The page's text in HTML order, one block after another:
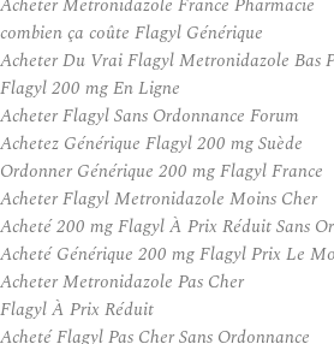
combien ça coûte Flagyl Générique
Acheter Du Vrai Flagyl Metronidazole Bas
Flagyl 200 mg En Ligne
Acheter Flagyl Sans Ordonnance Forum
Achetez Générique Flagyl 200 mg Suède
Ordonner Générique 200 mg Flagyl France
Acheter Flagyl Metronidazole Moins Cher
Acheté 200 mg Flagyl À Prix Réduit Sans
Acheté Générique 200 mg Flagyl Prix Le
Acheter Metronidazole Pas Cher
Flagyl À Prix Réduit
Acheté Flagyl Pas Cher Sans Ordonnance